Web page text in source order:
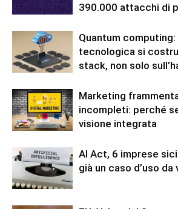
390.000 attacchi di
Quantum
tecnologica si
stack, non solo
Marketing
incompleti: perché
visione integrata
AI Act, 6 imprese
già un caso d’uso